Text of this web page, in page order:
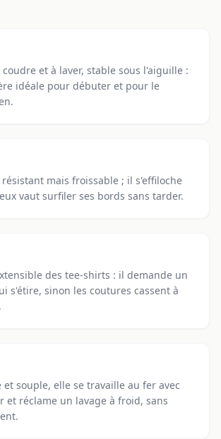
coudre et à laver, stable sous l'aiguille :
idéale pour débuter et pour le
résistant mais froissable ; il s'effiloche
vaut surfiler ses bords sans tarder.
des tee-shirts : il demande un
s'étire, sinon les coutures cassent à
et souple, elle se travaille au fer avec
et réclame un lavage à froid, sans